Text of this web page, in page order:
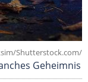
Shutterstock.com/
Geheimnis